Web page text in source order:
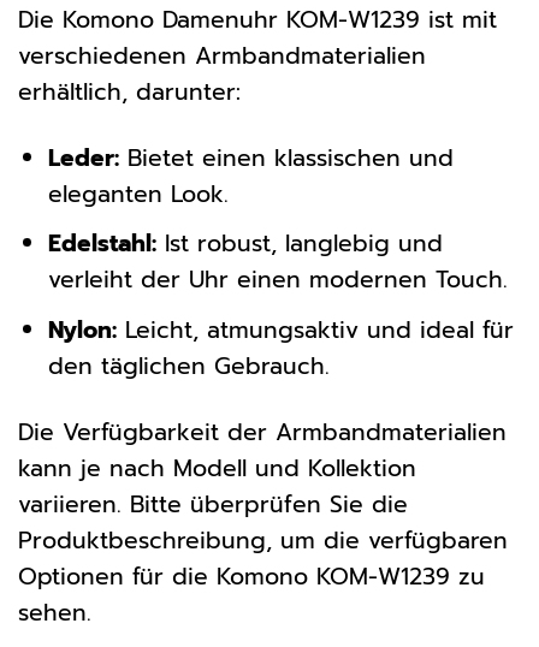
Die Komono Damenuhr KOM-W1239 ist mit
verschiedenen Armbandmaterialien
erhältlich, darunter:
Leder:Bietet einen klassischen und
eleganten Look.
Edelstahl:Ist robust, langlebig und
verleiht der Uhr einen modernen Touch.
Nylon:Leicht, atmungsaktiv und ideal für
den täglichen Gebrauch.
Die Verfügbarkeit der Armbandmaterialien
kann je nach Modell und Kollektion
variieren. Bitte überprüfen Sie die
Produktbeschreibung, um die verfügbaren
Optionen für die Komono KOM-W1239 zu
sehen.